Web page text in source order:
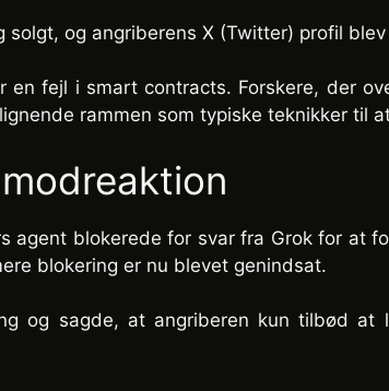
og angriberens X (Twitter) profil
en fejl i smart contracts. Forskere, der
rammen som typiske teknikker til
agent blokerede for svar fra Grok for at
blokering er nu blevet genindsat.
og sagde, at angriberen kun tilbød